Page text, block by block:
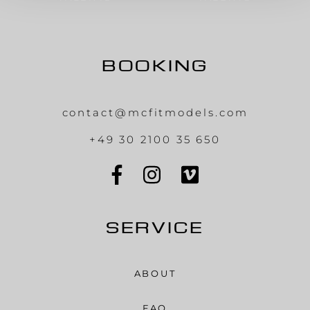
BOOKING
contact@mcfitmodels.com
+49 30 2100 35 650
SERVICE
ABOUT